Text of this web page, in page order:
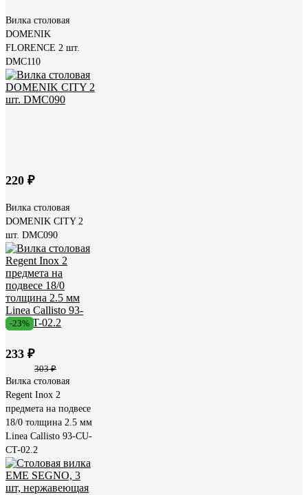
Вилка столовая
DOMENIK
FLORENCE 2 шт.
DMC110
220 ₽
Вилка столовая
DOMENIK CITY 2
шт. DMC090
-23%
233 ₽
303 ₽
Вилка столовая
Regent Inox 2
предмета на подвесе
18/0 толщина 2.5 мм
Linea Callisto 93-CU-
CT-02.2